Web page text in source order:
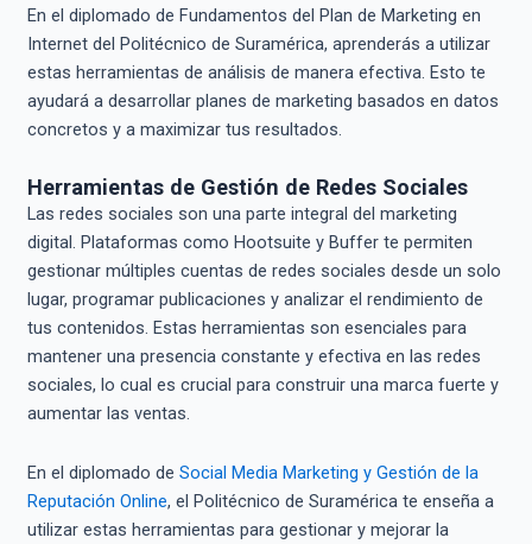
En el diplomado de Fundamentos del Plan de Marketing en
Internet del Politécnico de Suramérica, aprenderás a utilizar
estas herramientas de análisis de manera efectiva. Esto te
ayudará a desarrollar planes de marketing basados en datos
concretos y a maximizar tus resultados.
Herramientas de Gestión de Redes Sociales
Las redes sociales son una parte integral del marketing
digital. Plataformas como Hootsuite y Buffer te permiten
gestionar múltiples cuentas de redes sociales desde un solo
lugar, programar publicaciones y analizar el rendimiento de
tus contenidos. Estas herramientas son esenciales para
mantener una presencia constante y efectiva en las redes
sociales, lo cual es crucial para construir una marca fuerte y
aumentar las ventas.
En el diplomado de Social Media Marketing y Gestión de la
Reputación Online, el Politécnico de Suramérica te enseña a
utilizar estas herramientas para gestionar y mejorar la